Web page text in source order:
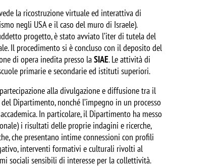
la ricostruzione virtuale ed interattiva di
negli USA e il caso del muro di Israele).
progetto, è stato avviato l’iter di tutela del
Il procedimento si è concluso con il deposito del
di opera inedita presso laSIAE. Le attività di
primarie e secondarie ed istituti superiori.
alla divulgazione e diffusione tra il
Dipartimento, nonché l’impegno in un processo
In particolare, il Dipartimento ha messo
i risultati delle proprie indagini e ricerche,
che presentano intime connessioni con profili
interventi formativi e culturali rivolti al
sociali sensibili di interesse per la collettività.